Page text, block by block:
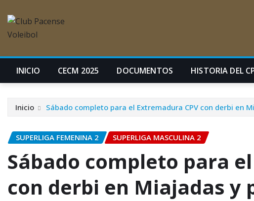
INICIO CECM 2025 DOCUMENTOS HISTORIA DEL
Inicio Sábado completo para el Extremadura CPV con derbi en
SUPERLIGA FEMENINA 2 SUPERLIGA MASCULINA 2
Sábado completo para
con derbi en Miajadas y